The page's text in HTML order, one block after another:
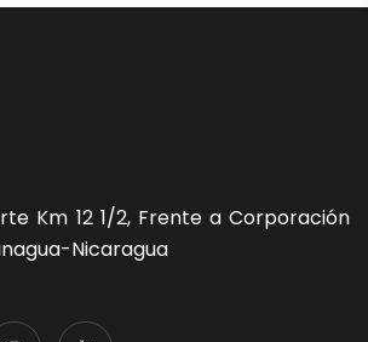
Km 12 1/2, Frente a Corporación
Nicaragua